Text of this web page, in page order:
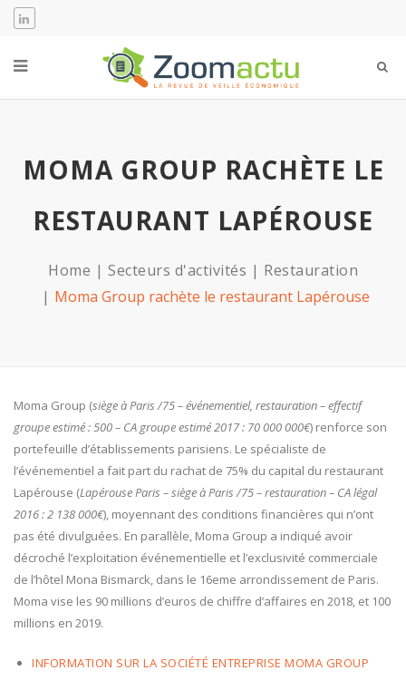
MOMA GROUP RACHÈTE LE
RESTAURANT LAPÉROUSE
Home Secteurs d'activités
Restauration
Moma Group rachète le restaurant Lapérouse
Moma Group (siège à Paris /75 – événementiel, restauration – effectif
groupe estimé : 500 – CA groupe estimé 2017 : 70 000 000€) renforce son
portefeuille d’établissements parisiens. Le spécialiste de
l’événementiel a fait part du rachat de 75% du capital du restaurant
Lapérouse (Lapérouse Paris –siège à Paris /75 – restauration – CA légal
2016 : 2 138 000€), moyennant des conditions financières qui n’ont
pas été divulguées. En parallèle, Moma Group a indiqué avoir
décroché l’exploitation événementielle et l’exclusivité commerciale
de l’hôtel Mona Bismarck, dans le 16eme arrondissement de Paris.
Moma vise les 90 millions d’euros de chiffre d’affaires en 2018, et 100
millions en 2019.
INFORMATION SUR LA SOCIÉTÉ ENTREPRISE MOMA GROUP